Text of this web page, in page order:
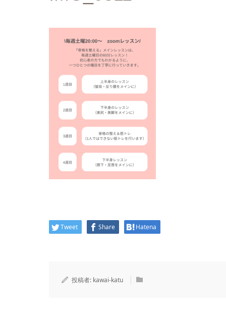
Tweet Share Hatena
投稿者: kawai-katu